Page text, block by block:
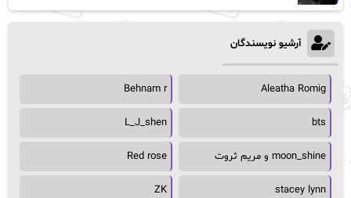
آرشیو نویسندگان
Aleatha Romig
Behnam r
bts
L_J_shen
moon_shine و مریم ثروت Red rose
stacey lynn
ZK